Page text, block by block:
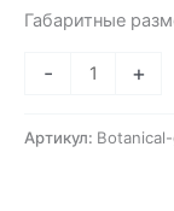
Габаритные
-
Количество
панель
+
Артикул: